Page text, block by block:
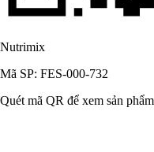
Nutrimix
Mã SP: FES-000-732
Quét mã QR để xem sản